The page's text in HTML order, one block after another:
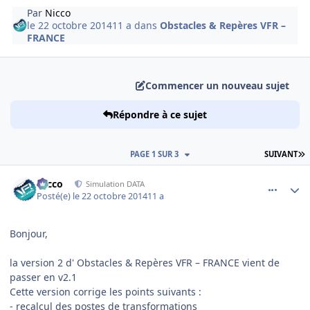
Par Nicco
le 22 octobre 201411 a dansObstacles & Repères VFR –
FRANCE
Commencer un nouveau sujet
Répondre à ce sujet
SUIVANT
PAGE 1 SUR 3
Nicco Simulation DATA
Posté(e) le 22 octobre 201411 a
Bonjour,
la version 2 d' Obstacles & Repères VFR – FRANCE vient de
passer en v2.1
Cette version corrige les points suivants :
- recalcul des postes de transformations